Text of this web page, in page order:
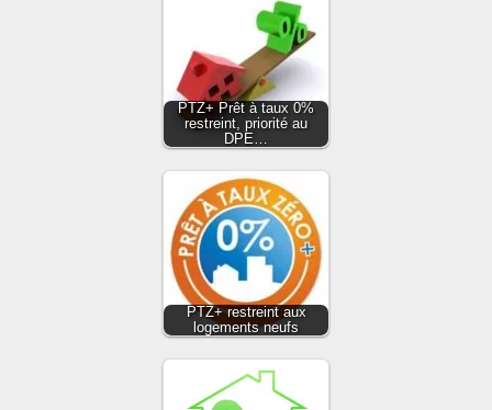
PTZ+ Prêt à taux 0%
restreint, priorité au
DPE…
PTZ+ restreint aux
logements neufs